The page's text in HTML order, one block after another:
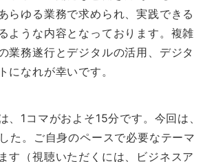
らゆる業務で求められ、実践できる
ような内容となっております。複雑
業務遂行とデジタルの活用、デジタ
になれが幸いです。
、1コマがおよそ15分です。今回は、
た。ご自身のペースで必要なテーマ
す（視聴いただくには、ビジネスア